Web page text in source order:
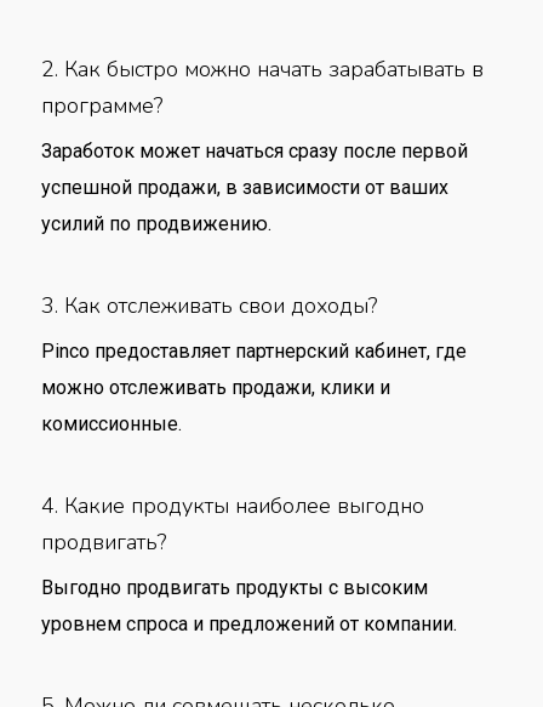
2. Как быстро можно начать зарабатывать в
программе?
Заработок может начаться сразу после первой
успешной продажи, в зависимости от ваших
усилий по продвижению.
3. Как отслеживать свои доходы?
Pinco предоставляет партнерский кабинет, где
можно отслеживать продажи, клики и
комиссионные.
4. Какие продукты наиболее выгодно
продвигать?
Выгодно продвигать продукты с высоким
уровнем спроса и предложений от компании.